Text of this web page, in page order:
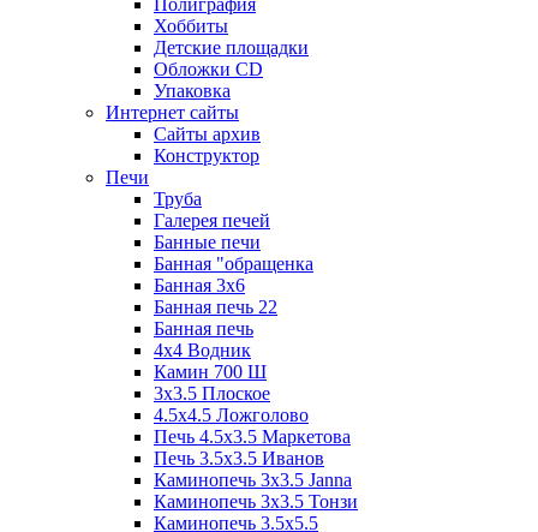
Полиграфия
Хоббиты
Детские площадки
Обложки CD
Упаковка
Интернет сайты
Сайты архив
Конструктор
Печи
Труба
Галерея печей
Банные печи
Банная "обращенка
Банная 3х6
Банная печь 22
Банная печь
4х4 Водник
Камин 700 Ш
3x3.5 Плоское
4.5x4.5 Ложголово
Печь 4.5x3.5 Маркетова
Печь 3.5x3.5 Иванов
Каминопечь 3x3.5 Janna
Каминопечь 3x3.5 Тонзи
Каминопечь 3.5х5.5